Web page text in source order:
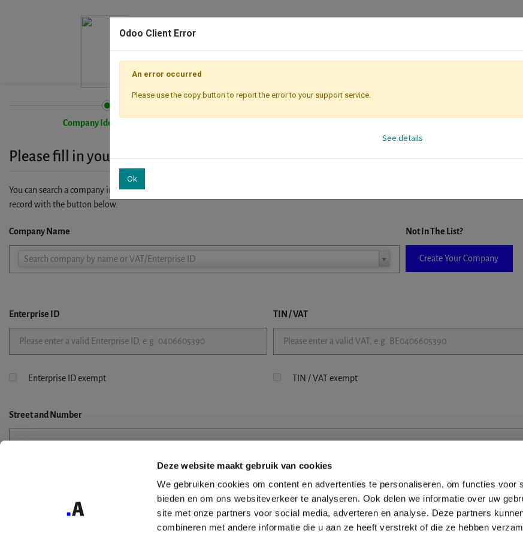
Deze website maakt gebruik van cookies
We gebruiken cookies om content en advertenties te personaliseren, om functies voor
bieden en om ons websiteverkeer te analyseren. Ook delen we informatie over uw
site met onze partners voor social media, adverteren en analyse. Deze partners
combineren met andere informatie die u aan ze heeft verstrekt of die ze hebben
Company Identification
Please fill in your company details
You can search a company in our database by name, VAT or enterprise ID. When a company is selected it will auto-complete the form. If
record with the button below.
Company Name
Search company by name or VAT/Enterprise ID
Company
Not In The List?
Create Your Company
Enterprise ID TIN / VAT
Enterprise ID exempt TIN / VAT exempt
Streetand Number
Odoo Client Error
An error occurred
Please use the copy button to report the error to your support service.
See details
Ok